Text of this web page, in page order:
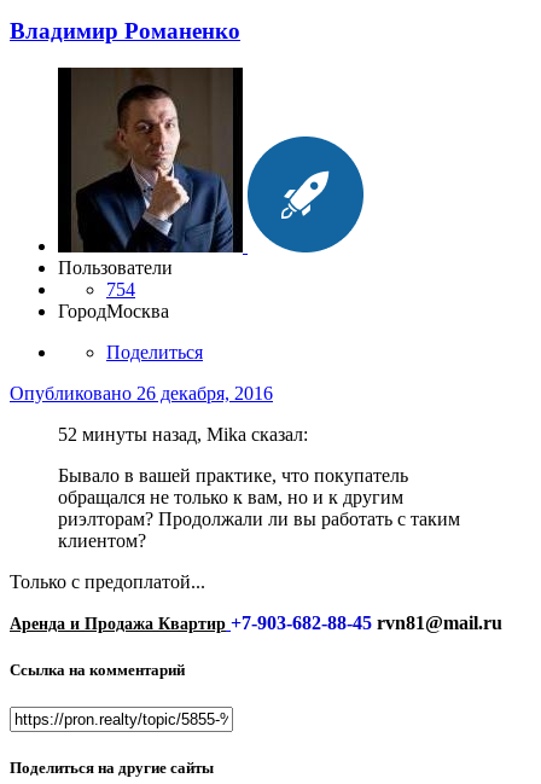
Владимир Романенко
Пользователи
754
ГородМосква
Поделиться
Опубликовано 26 декабря, 2016
52 минуты назад, Mika сказал:
Бывало в вашей практике, что покупатель
обращался не только к вам, но и к другим
риэлторам? Продолжали ли вы работать с таким
клиентом?
Только с предоплатой...
Аренда и Продажа Квартир +7-903-682-88-45 rvn81@mail.ru
Ссылка на комментарий
Поделиться на другие сайты